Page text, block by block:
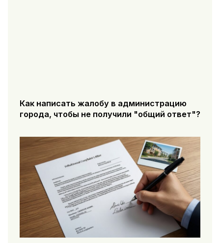
Как написать жалобу в администрацию
города, чтобы не получили "общий ответ"?